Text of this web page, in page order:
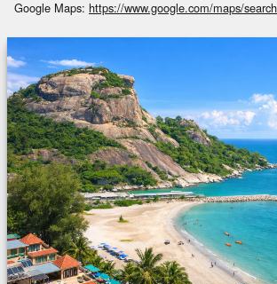
Google Maps: https://www.google.com/maps/